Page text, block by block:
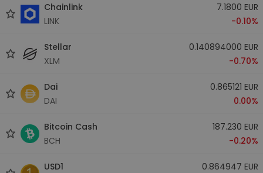
Chainlink
LINK
7.1800 EUR
-0.10%
Stellar
XLM
0.140894000 EUR
-0.70%
Dai
DAI
0.865121 EUR
0.00%
Bitcoin Cash
BCH
187.230 EUR
-0.20%
USD1
0.864947 EUR